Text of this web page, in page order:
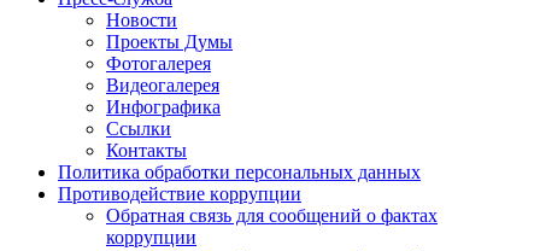
Новости
Проекты Думы
Фотогалерея
Видеогалерея
Инфографика
Ссылки
Контакты
Политика обработки персональных данных
Прoтивoдeйствие кoрpупции
Обратная связь для сообщений о фактах
коррупции